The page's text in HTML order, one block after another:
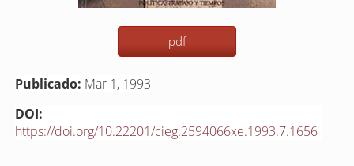
pdf
Publicado: Mar 1, 1993
DOI:
https://doi.org/10.22201/cieg.2594066xe.1993.7.1656